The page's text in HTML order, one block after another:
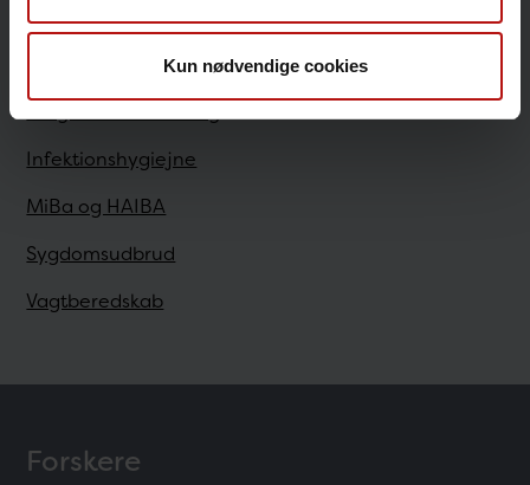
Kun nødvendige cookies
Antibiotikaresistens
Infektionshygiejne
MiBa og HAIBA
Sygdomsudbrud
Vagtberedskab
Forskere